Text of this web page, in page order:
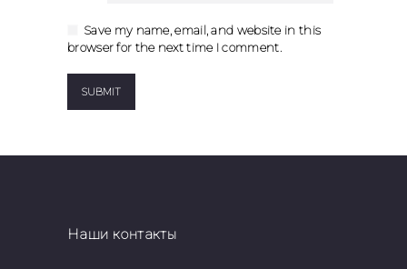
Save my name, email, and website in this
browser for the next time I comment.
Наши контакты